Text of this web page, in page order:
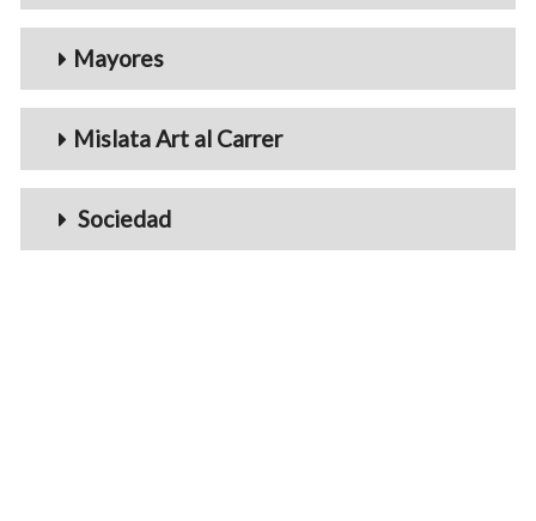
Mayores
Mislata Art al Carrer
Sociedad